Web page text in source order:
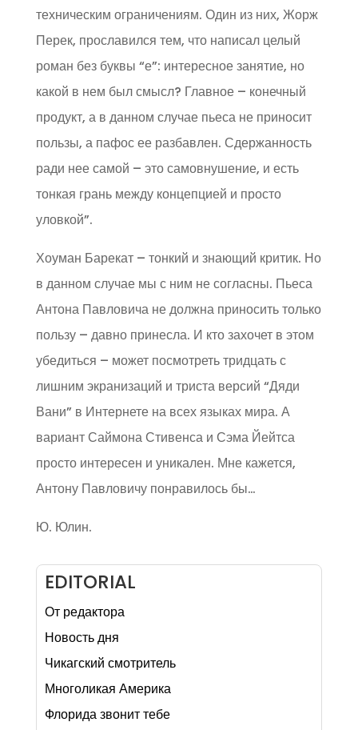
техническим ограничениям. Один из них, Жорж
Перек, прославился тем, что написал целый
роман без буквы “е”: интересное занятие, но
какой в нем был смысл? Главное – конечный
продукт, а в данном случае пьеса не приносит
пользы, а пафос ее разбавлен. Сдержанность
ради нее самой – это самовнушение, и есть
тонкая грань между концепцией и просто
уловкой”.
Хоуман Барекат – тонкий и знающий критик. Но
в данном случае мы с ним не согласны. Пьеса
Антона Павловича не должна приносить только
пользу – давно принесла. И кто захочет в этом
убедиться – может посмотреть тридцать с
лишним экранизаций и триста версий “Дяди
Вани” в Интернете на всех языках мира. А
вариант Саймона Стивенса и Сэма Йейтса
просто интересен и уникален. Мне кажется,
Антону Павловичу понравилось бы…
Ю. Юлин.
EDITORIAL
От редактора
Новость дня
Чикагский смотритель
Многоликая Америка
Флорида звонит тебе